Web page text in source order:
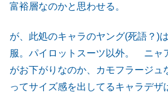
富裕層なのかと思わせる。
が、此処のキャラのヤング(死語？)
服。パイロットスーツ以外。 ニャ
がお下がりなのか、カモフラージュ
ってサイズ感を出してるキャラデザ